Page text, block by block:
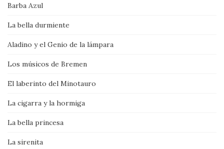
Barba Azul
La bella durmiente
Aladino y el Genio de la lámpara
Los músicos de Bremen
El laberinto del Minotauro
La cigarra y la hormiga
La bella princesa
La sirenita